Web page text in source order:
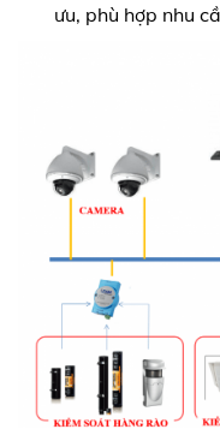
ưu, phù hợp nhu